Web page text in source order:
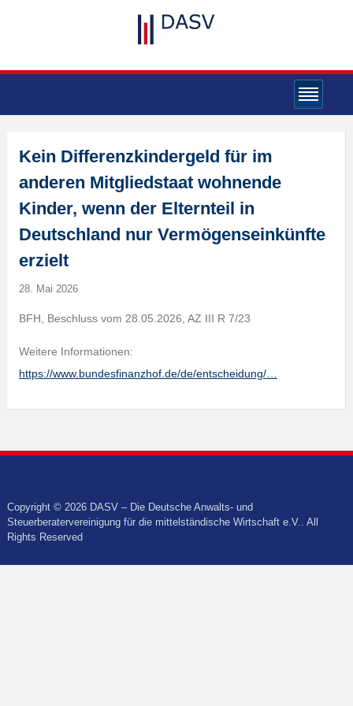
Kein Differenzkindergeld für im
anderen Mitgliedstaat wohnende
Kinder, wenn der Elternteil in
Deutschland nur Vermögenseinkünfte
erzielt
28. Mai 2026
BFH, Beschluss vom 28.05.2026, AZ III R 7/23
Weitere Informationen:
https://www.bundesfinanzhof.de/de/entscheidung/…
Copyright © 2026 DASV – Die Deutsche Anwalts- und
Steuerberatervereinigung für die mittelständische Wirtschaft e.V.. All
Rights Reserved